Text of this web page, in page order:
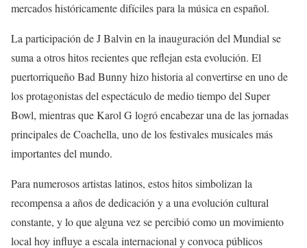
mercados históricamente difíciles para la música en español.
La participación de J Balvin en la inauguración del Mundial se
suma a otros hitos recientes que reflejan esta evolución. El
puertorriqueño Bad Bunny hizo historia al convertirse en uno de
los protagonistas del espectáculo de medio tiempo del Super
Bowl, mientras que Karol G logró encabezar una de las jornadas
principales de Coachella, uno de los festivales musicales más
importantes del mundo.
Para numerosos artistas latinos, estos hitos simbolizan la
recompensa a años de dedicación y a una evolución cultural
constante, y lo que alguna vez se percibió como un movimiento
local hoy influye a escala internacional y convoca públicos